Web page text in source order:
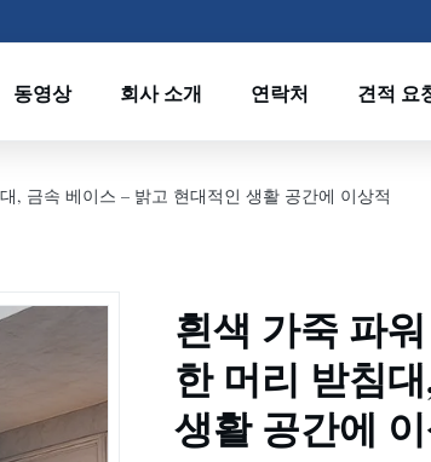
동영상 회사 소개 연락처 견적 요
, 금속 베이스 – 밝고 현대적인 생활 공간에 이상적
흰색 가죽 파
한 머리 받침
생활 공간에